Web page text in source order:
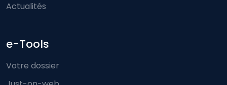
Actualités
e-Tools
Votre dossier